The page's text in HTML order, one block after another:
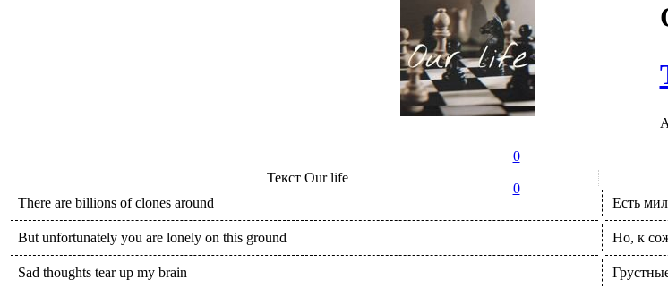
0
0
ТекстOur life
There are billions of clones around
But unfortunately you are lonely on this ground
Sad thoughts tear up my brain
Есть
Но, к